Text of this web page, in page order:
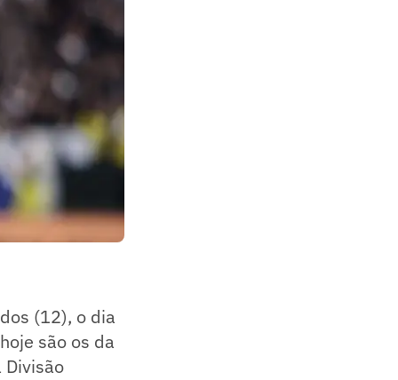
(12), o dia
são os da
Divisão